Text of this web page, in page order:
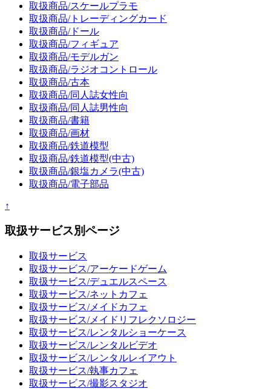
取扱商品/スケールプラモ
取扱商品/トレーディングカード
取扱商品/ドール
取扱商品/フィギュア
取扱商品/モデルガン
取扱商品/ラジオコントロール
取扱商品/古本
取扱商品/同人誌女性向
取扱商品/同人誌男性向
取扱商品/書籍
取扱商品/画材
取扱商品/鉄道模型
取扱商品/鉄道模型(中古)
取扱商品/銀塩カメラ(中古)
取扱商品/電子部品
↑
取扱サービス別ページ
取扱サービス
取扱サービス/アーケードゲーム
取扱サービス/デュエルスペース
取扱サービス/ネットカフェ
取扱サービス/メイドカフェ
取扱サービス/メイドリフレクソロジー
取扱サービス/レンタルショーケース
取扱サービス/レンタルビデオ
取扱サービス/レンタルレイアウト
取扱サービス/執事カフェ
取扱サービス/撮影スタジオ